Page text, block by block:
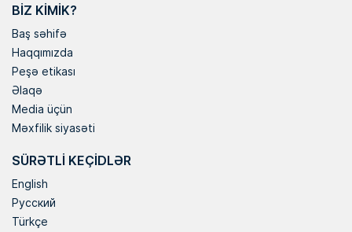
BIZ KIMIK?
Baş səhifə
Haqqımızda
Peşə etikası
Əlaqə
Media üçün
Məxfilik siyasəti
SÜRƏTLI KEÇIDLƏR
English
Русский
Türkçe